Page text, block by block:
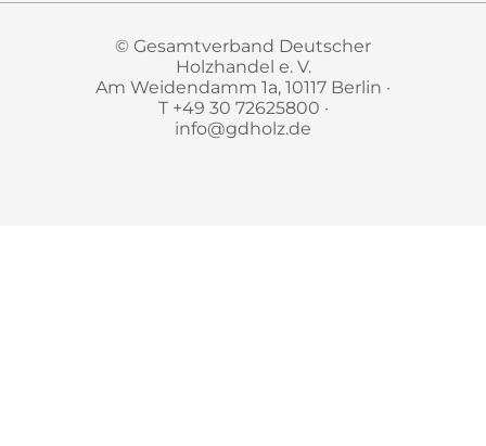
© Gesamtverband Deutscher
Holzhandel e. V.
Am Weidendamm 1a, 10117 Berlin ·
T +49 30 72625800 ·
info@gdholz.de